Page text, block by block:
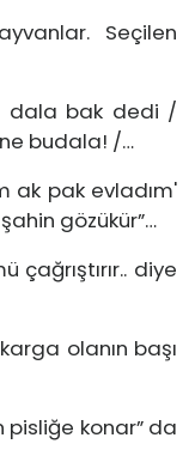
Seçilen
dala bak dedi /
ne budala! /…
ak pak evladım'
gözükür”…
diye
olanın başı
konar” da